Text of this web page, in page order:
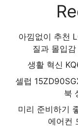
아낌없이 추천
질과 몰입
생활 혁신
셀럽
북
미리 준비하기
에어컨